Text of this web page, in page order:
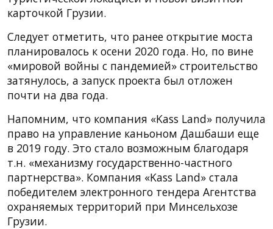
карточкой Грузии.
Следует отметить, что ранее открытие моста
планировалось к осени 2020 года. Но, по вине
«мировой войны с пандемией» строительство
затянулось, а запуск проекта был отложен
почти на два года.
Напомним, что компания «Kass Land» получила
право на управление каньоном Дашбаши еще
в 2019 году. Это стало возможным благодаря
т.н. «механизму государственно-частного
партнерства». Компания «Kass Land» стала
победителем электронного тендера Агентства
охраняемых территорий при Минсельхозе
Грузии.